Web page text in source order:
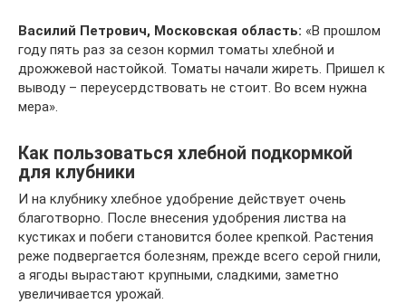
Василий Петрович, Московская область: «В прошлом
году пять раз за сезон кормил томаты хлебной и
дрожжевой настойкой. Томаты начали жиреть. Пришел к
выводу – переусердствовать не стоит. Во всем нужна
мера».
Как пользоваться хлебной подкормкой
для клубники
И на клубнику хлебное удобрение действует очень
благотворно. После внесения удобрения листва на
кустиках и побеги становится более крепкой. Растения
реже подвергается болезням, прежде всего серой гнили,
а ягоды вырастают крупными, сладкими, заметно
увеличивается урожай.